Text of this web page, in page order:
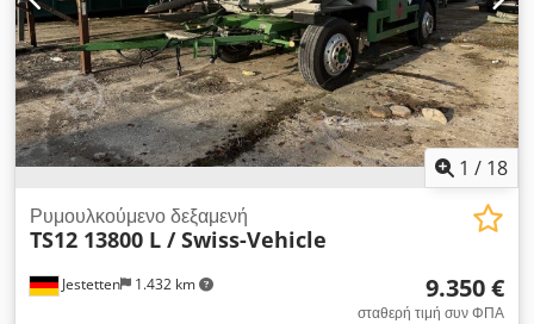
1 / 18
Jestetten 1.432 km
Ρυμουλκούμενο δεξαμενή
TS12 13800 L / Swiss-Vehicle
9.350 €
σταθερή τιμή συν ΦΠΑ